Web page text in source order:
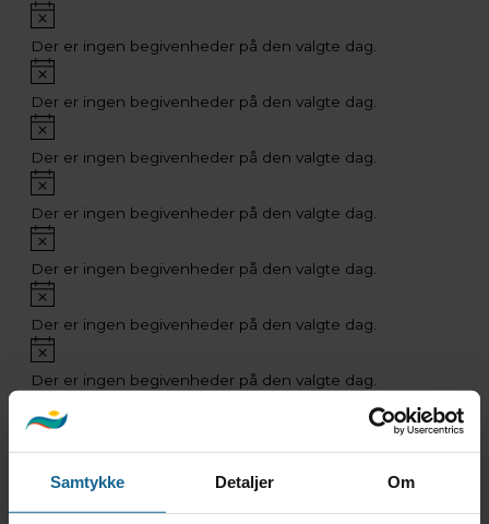
Samtykke Detaljer Om
Notice
Der er ingen begivenheder på den valgte dag.
Notice
Der er ingen begivenheder på den valgte dag.
Notice
Der er ingen begivenheder på den valgte dag.
Notice
Der er ingen begivenheder på den valgte dag.
Notice
Der er ingen begivenheder på den valgte dag.
Notice
Der er ingen begivenheder på den valgte dag.
Notice
Der er ingen begivenheder på den valgte dag.
Notice
Der er ingen begivenheder på den valgte dag.
Notice